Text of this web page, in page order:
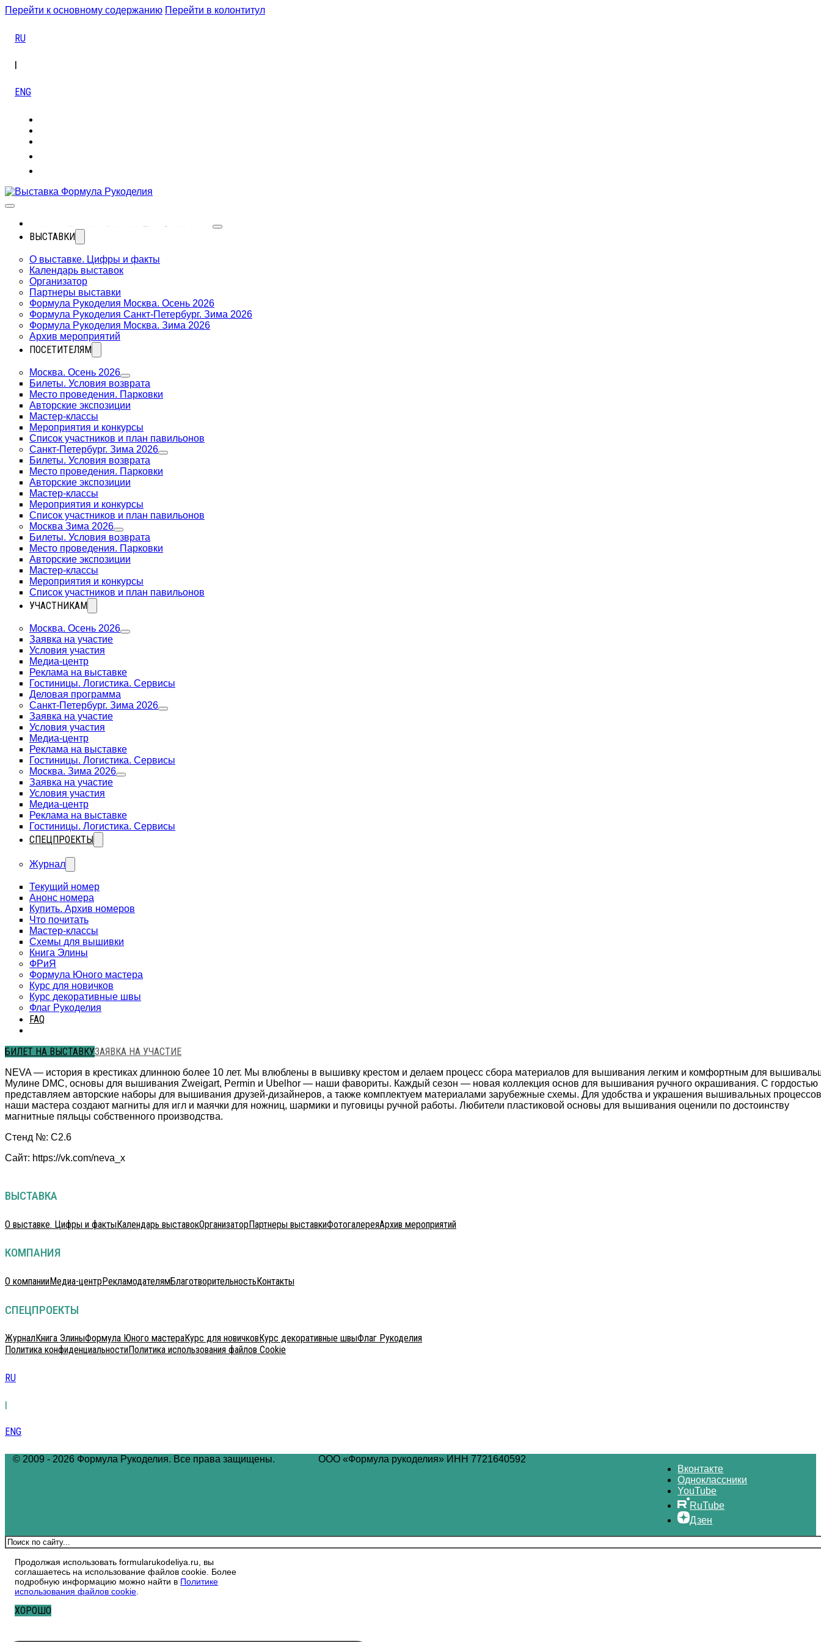
Перейти к основному содержанию Перейти в колонтитул
RU
ENG
ВЫСТАВКИ
О выставке. Цифры и факты
Календарь выставок
Организатор
Партнеры выставки
Формула Рукоделия Москва. Осень 2026
Формула Рукоделия Санкт-Петербург. Зима 2026
Формула Рукоделия Москва. Зима 2026
Архив мероприятий
ПОСЕТИТЕЛЯМ
Москва. Осень 2026
Билеты. Условия возврата
Место проведения. Парковки
Авторские экспозиции
Мастер-классы
Мероприятия и конкурсы
Список участников и план павильонов
Санкт-Петербург. Зима 2026
Билеты. Условия возврата
Место проведения. Парковки
Авторские экспозиции
Мастер-классы
Мероприятия и конкурсы
Список участников и план павильонов
Москва Зима 2026
Билеты. Условия возврата
Место проведения. Парковки
Авторские экспозиции
Мастер-классы
Мероприятия и конкурсы
Список участников и план павильонов
УЧАСТНИКАМ
Москва. Осень 2026
Заявка на участие
Условия участия
Медиа-центр
Реклама на выставке
Гостиницы. Логистика. Сервисы
Деловая программа
Санкт-Петербург. Зима 2026
Заявка на участие
Условия участия
Медиа-центр
Реклама на выставке
Гостиницы. Логистика. Сервисы
Москва. Зима 2026
Заявка на участие
Условия участия
Медиа-центр
Реклама на выставке
Гостиницы. Логистика. Сервисы
СПЕЦПРОЕКТЫ
Журнал
Текущий номер
Анонс номера
Купить. Архив номеров
Что почитать
Мастер-классы
Схемы для вышивки
Книга Элины
ФРиЯ
Формула Юного мастера
Курс для новичков
Курс декоративные швы
Флаг Рукоделия
FAQ
БИЛЕТ НА ВЫСТАВКУЗАЯВКА НА УЧАСТИЕ
NEVA — история в крестиках длинною более 10 лет. Мы влюблены в вышивку крестом и делаем процесс сбора материалов для вышивания легким и комфортным для
Мулине DMC, основы для вышивания Zweigart, Permin и Ubelhor — наши фавориты. Каждый сезон — новая коллекция основ для вышивания ручного окрашивания. С гордостью
представляем авторские наборы для вышивания друзей-дизайнеров, а также комплектуем материалами зарубежные схемы. Для удобства и украшения вышивальных процессов
наши мастера создают магниты для игл и маячки для ножниц, шармики и пуговицы ручной работы. Любители пластиковой основы для вышивания оценили по достоинству
магнитные пяльцы собственного производства.
Стенд №: C2.6
Сайт: https://vk.com/neva_x
ВЫСТАВКА
О выставке. Цифры и фактыКалендарь выставокОрганизаторПартнеры выставкиФотогалереяАрхив мероприятий
КОМПАНИЯ
О компанииМедиа-центрРекламодателямБлаготворительностьКонтакты
СПЕЦПРОЕКТЫ
ЖурналКнига ЭлиныФормула Юного мастераКурс для новичковКурс декоративные швыФлаг Рукоделия
Политика конфиденциальностиПолитика использования файлов Cookie
RU
|
ENG
© 2009 - 2026 Формула Рукоделия. Все права защищены.
ООО «Формула рукоделия» ИНН 7721640592
Вконтакте
Одноклассники
YouTube
RuTube
Дзен
Поиск
Продолжая использовать formularukodeliya.ru, вы
соглашаетесь на использование файлов cookie. Более
подробную информацию можно найти в Политике
использования файлов cookie
ХОРОШО